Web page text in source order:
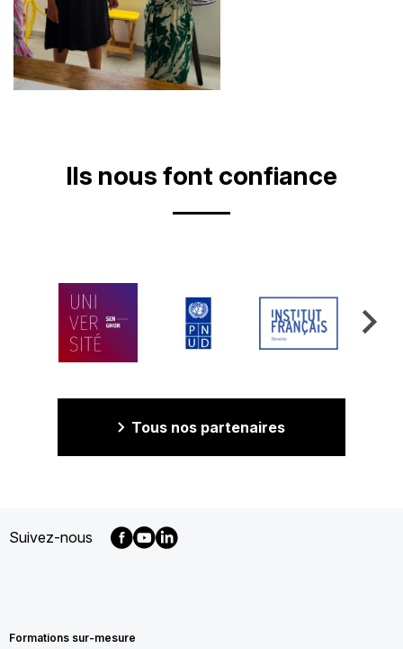
Ils nous font confiance
Tous nos partenaires
Suivez-nous
FR
Formations sur-mesure